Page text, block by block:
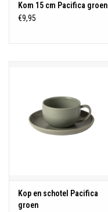
Kom 15 cm Pacifica groen
€9,95
Kop en schotel Pacifica
groen